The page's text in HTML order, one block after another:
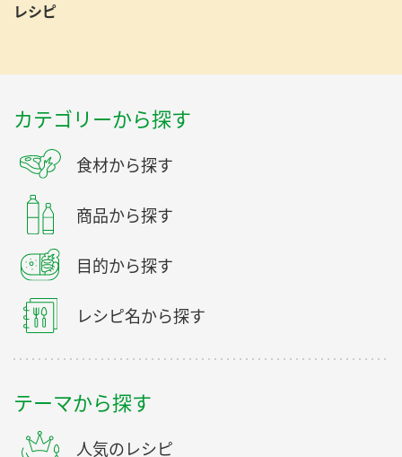
レシピ
カテゴリーから探す
食材から探す
商品から探す
目的から探す
レシピ名から探す
テーマから探す
人気のレシピ